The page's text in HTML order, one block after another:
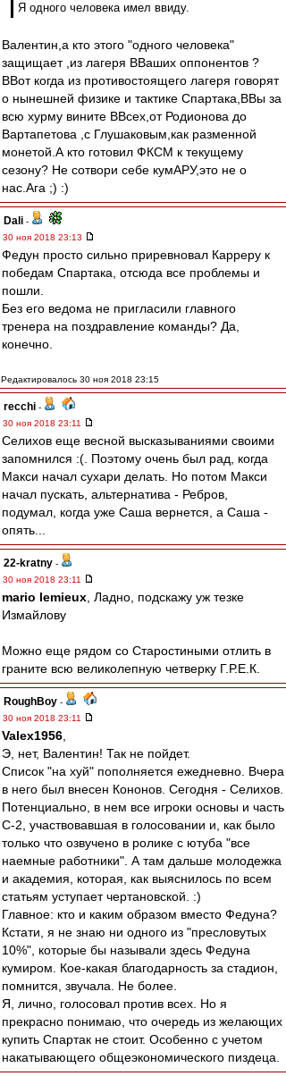
Я одного человека имел ввиду.
Валентин,а кто этого "одного человека"
защищает ,из лагеря ВВаших оппонентов ?
ВВот когда из противостоящего лагеря говорят
о нынешней физике и тактике Спартака,ВВы за
всю хурму вините ВВсех,от Родионова до
Вартапетова ,с Глушаковым,как разменной
монетой.А кто готовил ФКСМ к текущему
сезону? Не сотвори себе кумАРУ,это не о
нас.Ага ;) :)
Dali -
30 ноя 2018 23:13
Федун просто сильно приревновал Карреру к
победам Спартака, отсюда все проблемы и
пошли.
Без его ведома не пригласили главного
тренера на поздравление команды? Да,
конечно.
Редактировалось 30 ноя 2018 23:15
recchi -
30 ноя 2018 23:11
Селихов еще весной высказываниями своими
запомнился :(. Поэтому очень был рад, когда
Макси начал сухари делать. Но потом Макси
начал пускать, альтернатива - Ребров,
подумал, когда уже Саша вернется, а Саша -
опять...
22-kratny -
30 ноя 2018 23:11
mario lemieux , Ладно, подскажу уж тезке
Измайлову
Можно еще рядом со Старостиными отлить в
граните всю великолепную четверку Г.Р.Е.К.
RoughBoy -
30 ноя 2018 23:11
Valex1956
Э, нет, Валентин! Так не пойдет.
Список "на хуй" пополняется ежедневно. Вчера
в него был внесен Кононов. Сегодня - Селихов.
Потенциально, в нем все игроки основы и часть
С-2, участвовавшая в голосовании и, как было
только что озвучено в ролике с ютуба "все
наемные работники". А там дальше молодежка
и академия, которая, как выяснилось по всем
статьям уступает чертановской. :)
Главное: кто и каким образом вместо Федуна?
Кстати, я не знаю ни одного из "пресловутых
10%", которые бы называли здесь Федуна
кумиром. Кое-какая благодарность за стадион,
помнится, звучала. Не более.
Я, лично, голосовал против всех. Но я
прекрасно понимаю, что очередь из желающих
купить Спартак не стоит. Особенно с учетом
накатывающего общеэкономического пиздеца.